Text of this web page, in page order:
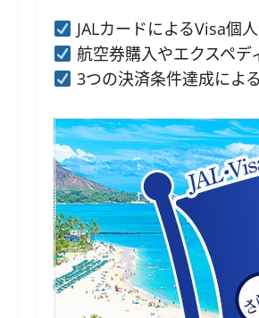
JALカードによるVisa個
航空券購入やエクスペ
3つの決済条件達成によ